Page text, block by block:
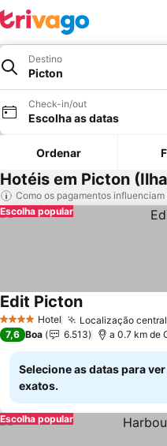
Destino
Picton
Check-in/out
Escolha as datas
Ordenar
Hotéis em Picton
Como os pagamentos
Escolha popular
4 EstrelasHotel Localização
Edit Picton
7,6 Boa 6.513 a 0.7 km de
Selecione as datas para
exatos.
Escolha popular